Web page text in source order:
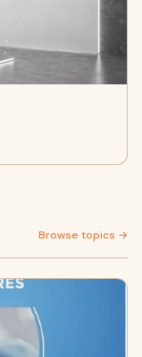
Browse topics →